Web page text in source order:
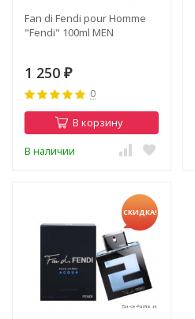
Fan di Fendi pour Homme
"Fendi" 100ml MEN
1 250 ₽
0
В корзину
В наличии
СКИДКА!